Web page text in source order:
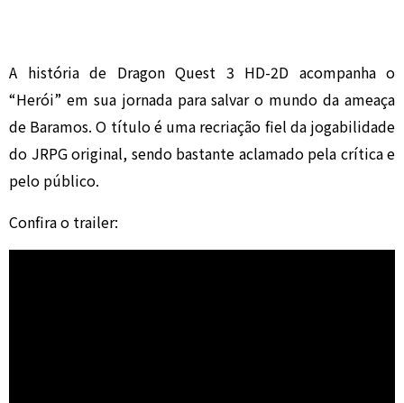
A história de Dragon Quest 3 HD-2D acompanha o
“Herói” em sua jornada para salvar o mundo da ameaça
de Baramos. O título é uma recriação fiel da jogabilidade
do JRPG original, sendo bastante aclamado pela crítica e
pelo público.
Confira o trailer: